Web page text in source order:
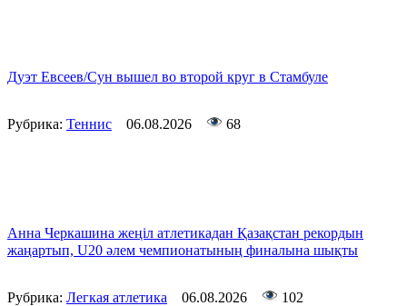
Дуэт Евсеев/Сун вышел во второй круг в Стамбуле
Рубрика: Теннис 06.08.2026 68
Анна Черкашина жеңіл атлетикадан Қазақстан рекордын
жаңартып, U20 әлем чемпионатының финалына шықты
Рубрика: Легкая атлетика 06.08.2026 102